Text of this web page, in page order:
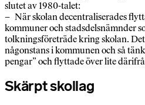
slutet av 1980-talet:
– När skolan decentraliserades
kommuner och stadsdelsnämnder
tolkningsföreträde kring skolan.
någonstans i kommunen och så
pengar” och flyttade över lite
Skärpt skollag